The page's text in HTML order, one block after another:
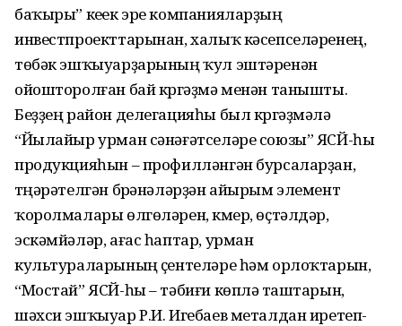
баҡыры” кеүек эре компанияларҙың
инвестпроекттарынан, халыҡ кәсепселәренең,
төбәк эшҡыуарҙарының ҡул эштәренән
ойошторолған бай күргәҙмә менән танышты.
Беҙҙең район делегацияһы был күргәҙмәлә
“Йылайыр урман сәнәғәтселәре союзы” ЯСЙ-һы
продукцияһын – профилләнгән бурсаларҙан,
түңәрәтелгән бүрәнәләрҙән айырым элемент
ҡоролмалары өлгөләрен, күмер, өҫтәлдәр,
эскәмйәләр, ағас һаптар, урман
культураларының үҫентеләре һәм орлоҡтарын,
“Мостай” ЯСЙ-һы – тәбиғи көпләү таштарын,
шәхси эшҡыуар Р.И. Игебаев металдан иретеп-